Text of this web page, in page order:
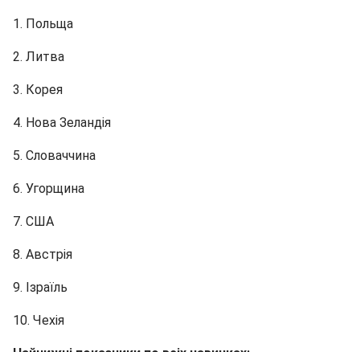
1. Польща
2. Литва
3. Корея
4. Нова Зеландія
5. Словаччина
6. Угорщина
7. США
8. Австрія
9. Ізраїль
10. Чехія